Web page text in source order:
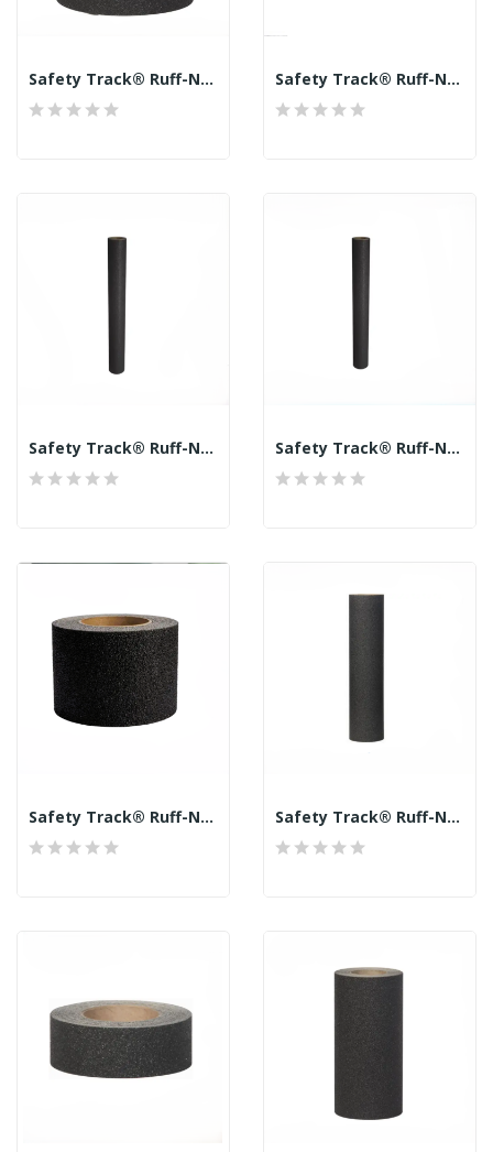
Safety Track® Ruff-N-Tuff™ Black Anti-Skid 36... Safety Track® Ruff-N-Tuff™ Black Anti-Skid 36...
Safety Track® Ruff-N-Tuff™ Black Anti-Skid 36... Safety Track® Ruff-N-Tuff™ Black Anti-Skid 36...
Safety Track® Ruff-N-Tuff™ Black Anti-Skid 36... Safety Track® Ruff-N-Tuff™ Black Anti-Skid 36...